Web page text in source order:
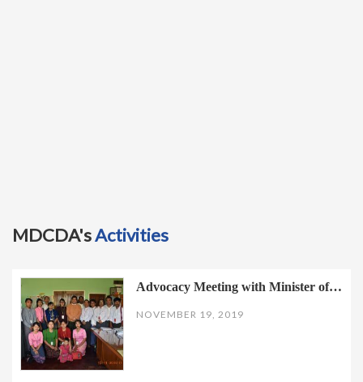
MDCDA'sActivities
Advocacy Meeting with Minister of…
NOVEMBER 19, 2019